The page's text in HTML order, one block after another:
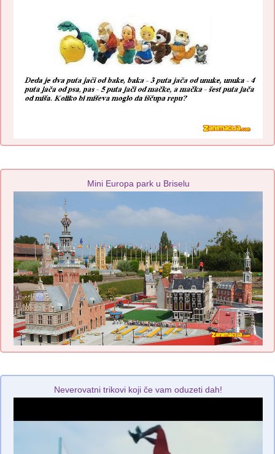
Mini Europa park u Briselu
Neverovatni trikovi koji če vam oduzeti dah!